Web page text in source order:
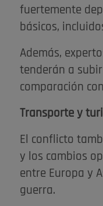
fuertemente
básicos,
Además,
tenderán a
comparación
Transporte y
El conflicto
y los cambios
entre Europa y
guerra.